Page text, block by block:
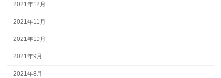
2021年12月
2021年11月
2021年10月
2021年9月
2021年8月